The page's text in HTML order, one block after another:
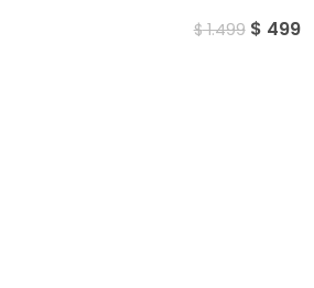
$1.499 $ 499